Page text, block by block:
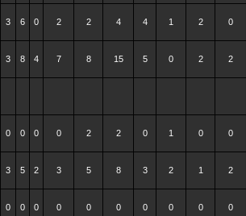
3 6 0 2 2 4 4 1 2 0
3 8 4 7 8 15 5 0 2 2
0 0 0 0 2 2 0 1 0 0
3 5 2 3 5 8 3 2 1 2
0 0 0 0 0 0 0 0 0 0